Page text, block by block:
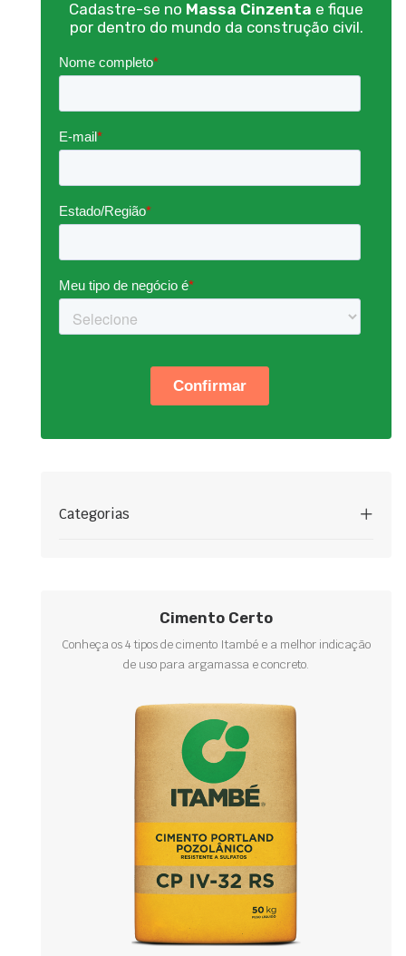
Cadastre-se no Massa Cinzenta e fique
por dentro do mundo da construção civil.
Categorias
Cimento Certo
Conheça os 4 tipos de cimento Itambé e a melhor indicação
de uso para argamassa e concreto.